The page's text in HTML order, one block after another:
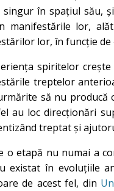
singur în spațiul său,
manifestările lor,
lor, în funcție
spiritelor
treptelor
să nu producă
au loc direcționări
treptat și
o etapă nu numai a
existat în evoluțiile
de acest fel, din